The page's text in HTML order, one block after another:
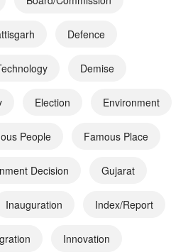
Defence
Demise
Election Environment
People Famous Place
Decision Gujarat
Inauguration Index/Report
Innovation